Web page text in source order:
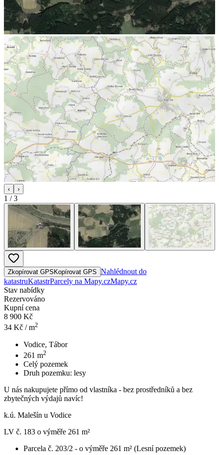
‹ ›
1 /3
Zkopírovat GPS Kopírovat GPS Nahlédnout do
katastruKatastrParcely na Mapy.czMapy.cz
Stav nabídky
Rezervováno
Kupní cena
8 900 Kč
34 Kč / m2
Vodice, Tábor
261 m2
Celý pozemek
Druh pozemku: lesy
U nás nakupujete přímo od vlastníka - bez prostředníků a bez
zbytečných výdajů navíc!
k.ú. Malešín u Vodice
LV č. 183 o výměře 261 m²
Parcela č. 203/2 - o výměře 261 m² (Lesní pozemek)